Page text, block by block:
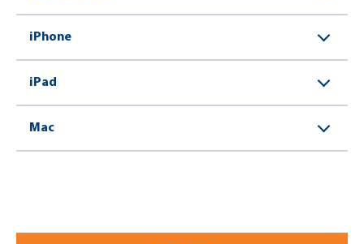
iPhone
iPad
Mac